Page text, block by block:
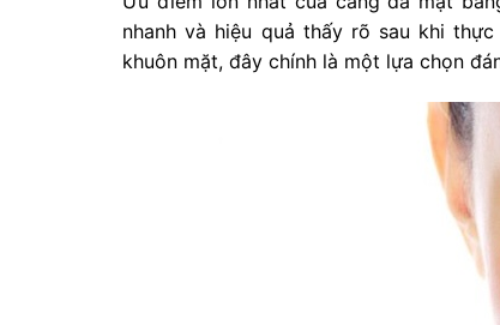
nhanh và hiệu quả thấy rõ sau khi
khuôn mặt, đây chính là một lựa chọn